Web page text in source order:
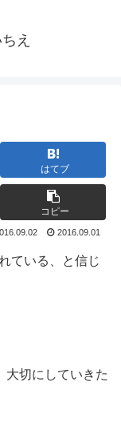
え
はてブ
コピー
2016.09.01
ている、と信じ
大切にしていきた